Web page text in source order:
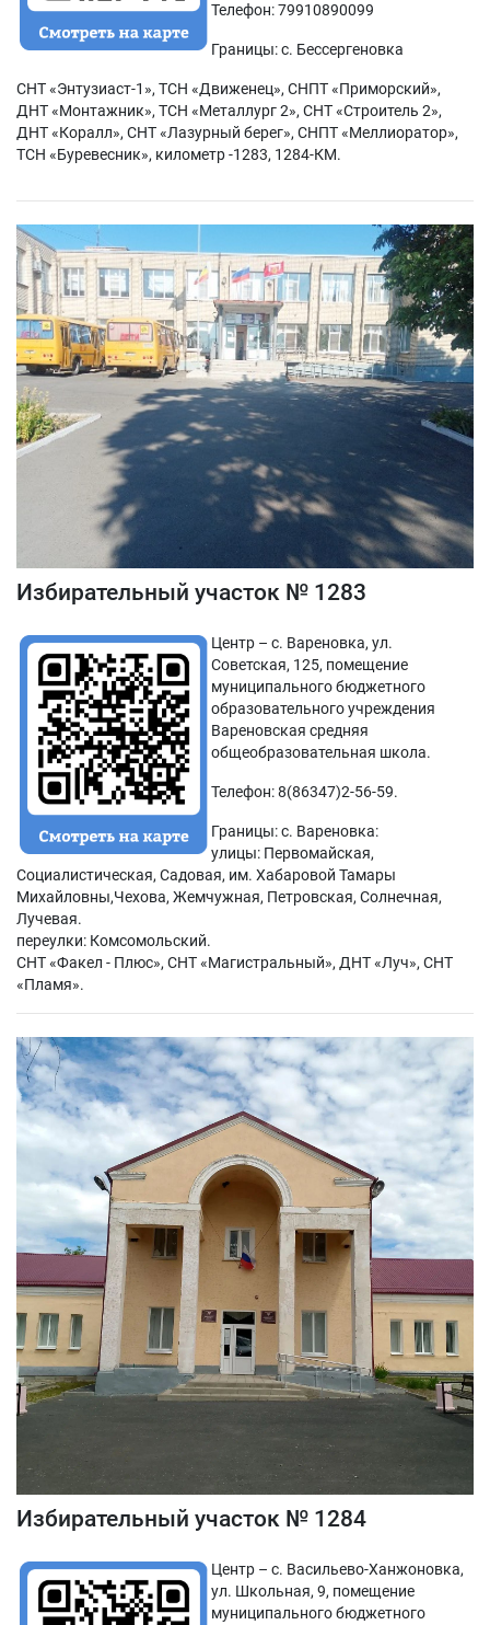
Телефон: 79910890099
Границы: с. Бессергеновка
СНТ «Энтузиаст-1», ТСН «Движенец», СНПТ «Приморский»,
ДНТ «Монтажник», ТСН «Металлург 2», СНТ «Строитель 2»,
ДНТ «Коралл», СНТ «Лазурный берег», СНПТ «Меллиоратор»,
ТСН «Буревесник», километр -1283, 1284-КМ.
Избирательный участок № 1283
Центр – с. Вареновка, ул.
Советская, 125, помещение
муниципального бюджетного
образовательного учреждения
Вареновская средняя
общеобразовательная школа.
Телефон: 8(86347)2-56-59.
Границы: с. Вареновка:
улицы: Первомайская,
Социалистическая, Садовая, им. Хабаровой Тамары
Михайловны,Чехова, Жемчужная, Петровская, Солнечная,
Лучевая.
переулки: Комсомольский.
СНТ «Факел - Плюс», СНТ «Магистральный», ДНТ «Луч», СНТ
«Пламя».
Избирательный участок № 1284
Центр – с. Васильево-Ханжоновка,
ул. Школьная, 9, помещение
муниципального бюджетного